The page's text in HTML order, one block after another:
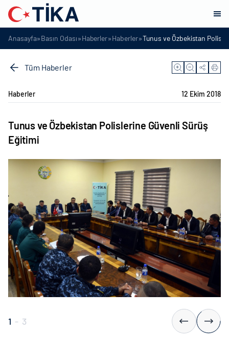
Anasayfa»Basın Odası»Haberler»Haberler»Tunus ve Özbekistan
Tüm Haberler
Haberler 12 Ekim 2018
Tunus ve Özbekistan Polislerine Güvenli Sürüş
Eğitimi
1 - 3